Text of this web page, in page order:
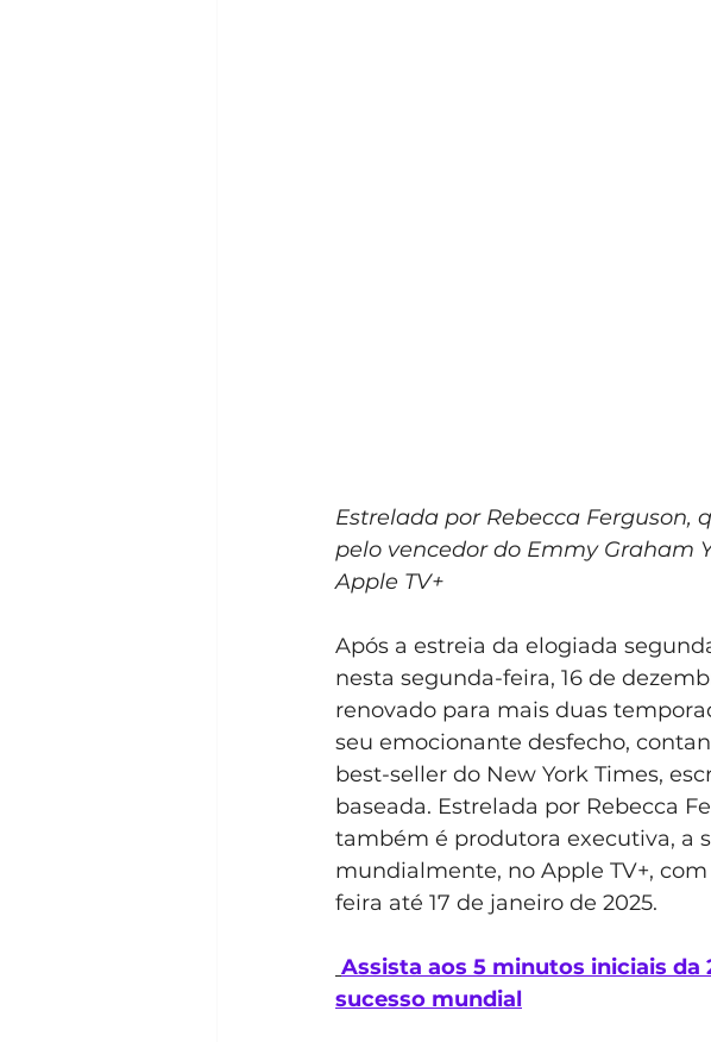
Estrelada por Rebecca
pelo vencedor do Emmy Graham
Apple TV+
Após a estreia da elogiada
nesta segunda-feira, 16 de
renovado para mais duas
seu emocionante desfecho,
best-seller do New York Times,
baseada. Estrelada por Rebecca
também é produtora executiva, a
mundialmente, no Apple TV+,
feira até 17 de janeiro de 2025.
Assista aos 5 minutos iniciais da
sucesso mundial